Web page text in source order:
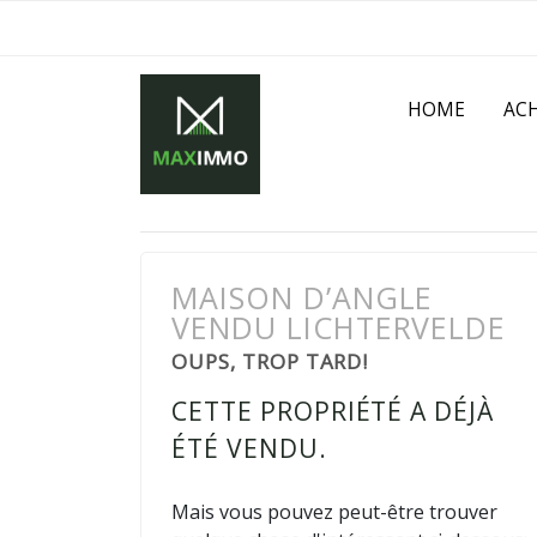
HOME
MAISON D’ANGLE
VENDU LICHTERVELDE
OUPS, TROP TARD!
CETTE PROPRIÉTÉ A DÉJÀ
ÉTÉ VENDU.
Mais vous pouvez peut-être trouver